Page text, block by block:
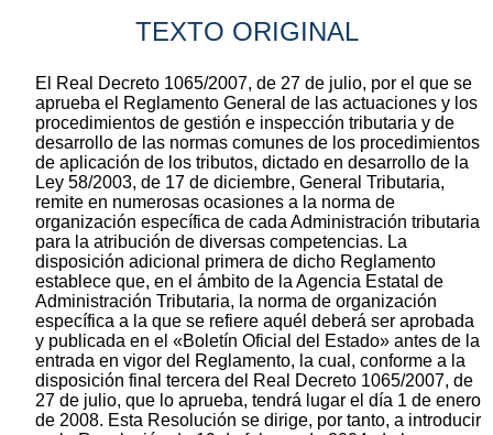
TEXTO ORIGINAL
El Real Decreto 1065/2007, de 27 de julio, por el que se
aprueba el Reglamento General de las actuaciones y los
procedimientos de gestión e inspección tributaria y de
desarrollo de las normas comunes de los procedimientos
de aplicación de los tributos, dictado en desarrollo de la
Ley 58/2003, de 17 de diciembre, General Tributaria,
remite en numerosas ocasiones a la norma de
organización específica de cada Administración tributaria
para la atribución de diversas competencias. La
disposición adicional primera de dicho Reglamento
establece que, en el ámbito de la Agencia Estatal de
Administración Tributaria, la norma de organización
específica a la que se refiere aquél deberá ser aprobada
y publicada en el «Boletín Oficial del Estado» antes de la
entrada en vigor del Reglamento, la cual, conforme a la
disposición final tercera del Real Decreto 1065/2007, de
27 de julio, que lo aprueba, tendrá lugar el día 1 de enero
de 2008. Esta Resolución se dirige, por tanto, a introducir